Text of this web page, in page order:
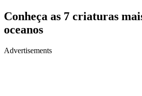
Conheça as 7 criaturas
oceanos
Advertisements